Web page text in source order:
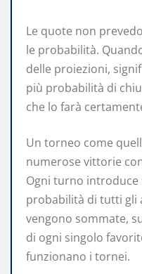
Le quote non
le probabilità.
delle proiezioni,
più probabilità di
che lo farà
Un torneo come
numerose vittorie
Ogni turno introduce
probabilità di tutti gli
vengono sommate,
di ogni singolo
funzionano i tornei.